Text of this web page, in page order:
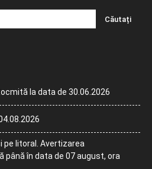
la data de 30.06.2026
pe litoral. Avertizarea
până în data de 07 august, ora